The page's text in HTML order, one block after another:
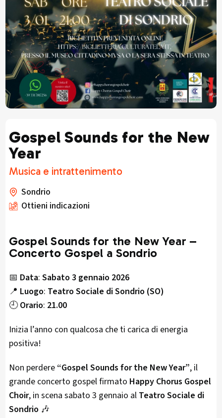
Gospel Sounds for the New
Year
Musica e intrattenimento
Sondrio
Ottieni indicazioni
Gospel Sounds for the New Year –
Concerto Gospel a Sondrio
📅 Data: Sabato 3 gennaio 2026
📍 Luogo: Teatro Sociale di Sondrio (SO)
🕘Orario: 21.00
Inizia l’anno con qualcosa che ti carica di energia
positiva!
Non perdere “Gospel Sounds for the New Year”, il
grande concerto gospel firmato Happy Chorus Gospel
Choir, in scena sabato 3 gennaio al Teatro Sociale di
Sondrio 🎶